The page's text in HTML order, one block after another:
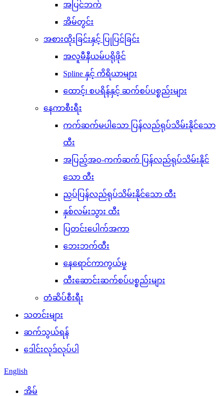
အပြင်ဘက်
အိမ်တွင်း
အစားထိုးခြင်းနှင့် ပြုပြင်ခြင်း
အလူမီနီယမ်ပရိုဖိုင်
Spline နှင့် ကိရိယာများ
ထောင့်၊ စပရိန်နှင့် ဆက်စပ်ပစ္စည်းများ
နေကာစီးရီး
ကက်ဆက်မပါသော ပြန်လည်ရုပ်သိမ်းနိုင်သော
ထီး
အပြည့်အဝ-ကက်ဆက် ပြန်လည်ရုပ်သိမ်းနိုင်
သော ထီး
ညှပ်ပြန်လည်ရုပ်သိမ်းနိုင်သော ထီး
နှစ်လမ်းသွား ထီး
ပြတင်းပေါက်အကာ
ဘေးဘက်ထီး
နေရောင်ကာကွယ်မှု
ထီးဆောင်းဆက်စပ်ပစ္စည်းများ
တံဆိပ်စီးရီး
သတင်းများ
ဆက်သွယ်ရန်
ဒေါင်းလုဒ်လုပ်ပါ
English
အိမ်